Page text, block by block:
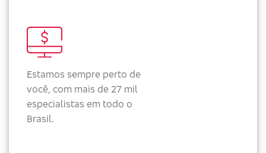
Estamos sempre perto de
você, com mais de 27 mil
especialistas em todo o
Brasil.